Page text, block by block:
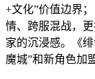
+文化”价值边界
情、跨服混战，
家的沉浸感。《
魔城”和新角色加